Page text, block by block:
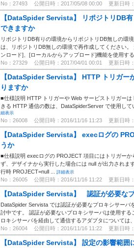
No：27493 公開日時：2017/05/08 00:00 更新日時
【DataSpider Servista】 リポジトリDB
できますか
リポジトリDB有りの環境からリポジトリDB無しの環
は、リポジトリDB無しの環境で再作成してください
ンロード]、[ローカルからアップロード]機能を使用す
No：27329 公開日時：2017/04/01 00:01 更新日時
【DataSpider Servista】 HTTP トリガー
りますか
■仕様説明 HTTP トリガーや Web サービストリガー
きる HTTP 通信の数は、DataSpiderServer で使用し
細表示
No：26008 公開日時：2016/11/16 11:23 更新日時
【DataSpider Servista】 execログの
うか
■仕様説明 execログの PROJECT 項目にはトリガー
ず、デザイナから実行した場合には null が出力され
行時 PROJECT=null ...
詳細表示
No：26005 公開日時：2016/11/16 11:22 更新日時
【DataSpider Servista】 認証が必要な
DataSpider Servista では認証が必要なプロキシサー
討中です。 認証が必要ないプロキシサーバは使用す
ロキシサーバを経由して通信するアダプタについては
No：26004 公開日時：2016/11/16 11:22 更新日時
【DataSpider Servista】 設定の影響範囲